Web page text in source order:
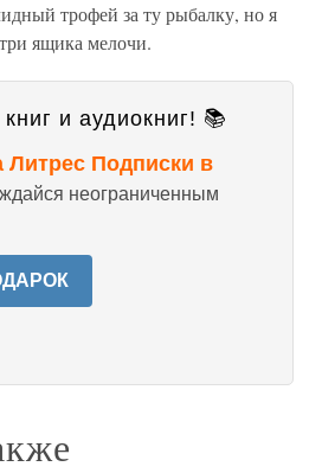
трофей за ту рыбалку, но я
ящика мелочи.
и аудиокниг! 📚
Литрес Подписки в
неограниченным